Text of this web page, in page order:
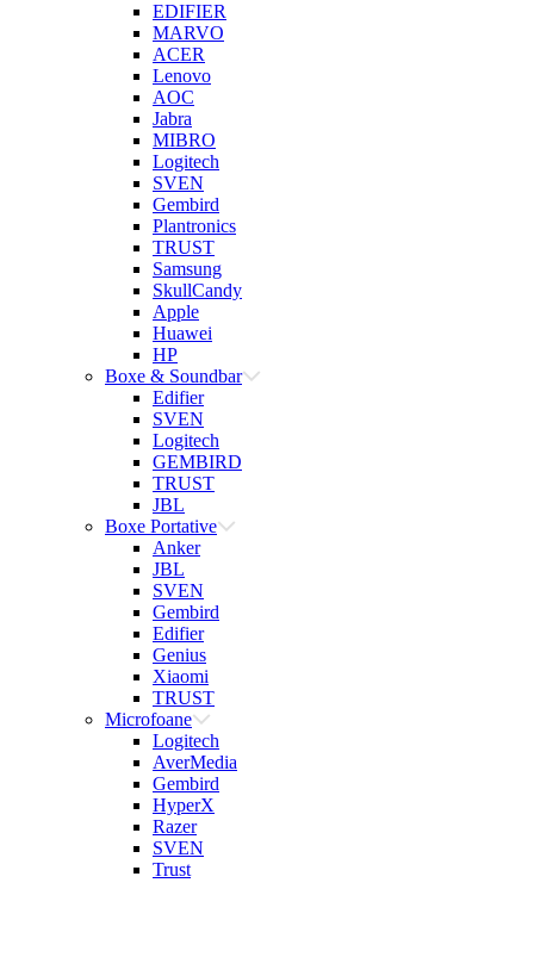
EDIFIER
MARVO
ACER
Lenovo
AOC
Jabra
MIBRO
Logitech
SVEN
Gembird
Plantronics
TRUST
Samsung
SkullCandy
Apple
Huawei
HP
Boxe & Soundbar
Edifier
SVEN
Logitech
GEMBIRD
TRUST
JBL
Boxe Portative
Anker
JBL
SVEN
Gembird
Edifier
Genius
Xiaomi
TRUST
Microfoane
Logitech
AverMedia
Gembird
HyperX
Razer
SVEN
Trust